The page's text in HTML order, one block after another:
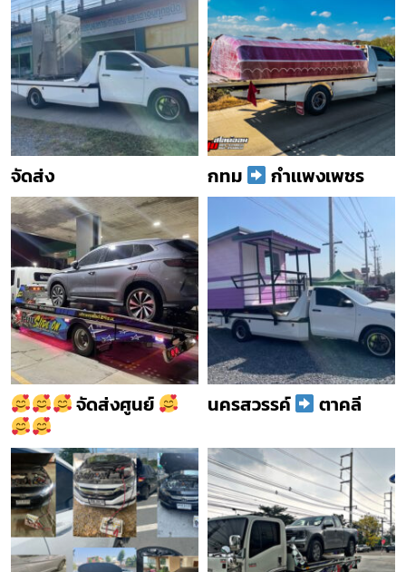
จัดส่ง กทม กำเเพงเพชร
จัดส่งศูนย์ นครสวรรค์ ตาคลี